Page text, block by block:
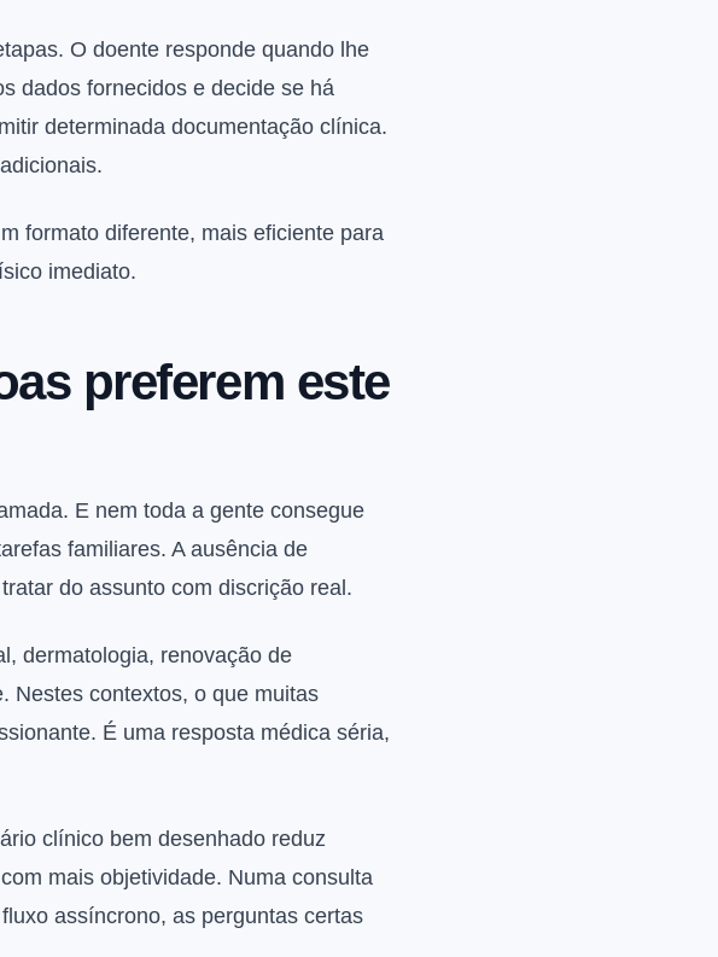
O doente responde quando lhe
dados fornecidos e decide se há
determinada documentação clínica.
formato diferente, mais eficiente para
imediato.
preferem este
E nem toda a gente consegue
familiares. A ausência de
do assunto com discrição real.
dermatologia, renovação de
Nestes contextos, o que muitas
É uma resposta médica séria,
clínico bem desenhado reduz
mais objetividade. Numa consulta
assíncrono, as perguntas certas